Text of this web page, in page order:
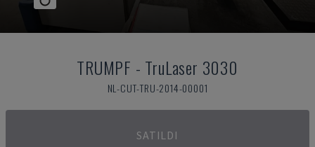
TRUMPF - TruLaser 3030
NL-CUT-TRU-2014-00001
SATILDI